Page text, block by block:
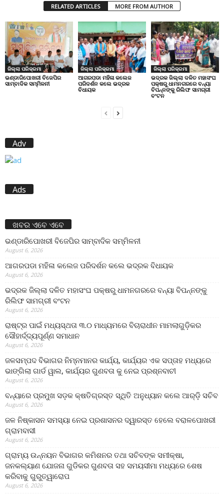
RELATED ARTICLES MORE FROM AUTHOR
ଜିଲ୍ଲା ପରିକ୍ରମା
ଭଣ୍ଡାରିପୋଖରୀ ବିଜେପିର
ସାମ୍ବାଦିକ ସମ୍ମିଳନୀ
ଜିଲ୍ଲା ପରିକ୍ରମା
ଆଗରପଡା ମହିଳା କଲେଜ
ପରିଦର୍ଶନ କଲେ ଭଦ୍ରକ
ବିଧାୟକ
ଜିଲ୍ଲା ପରିକ୍ରମା
ଭଦ୍ରକ ଜିଲ୍ଲା ଦଳିତ ମହାସଂଘ
ପକ୍ଷରୁ ଧାମନଗରରେ ବନ୍ୟା
ବିପନ୍ନଙ୍କୁ ରିଲିଫ ସାମଗ୍ରୀ
ବଂଟନ
Adv
Ads
ଖବର ଏବେ ଏବେ
ଭଣ୍ଡାରିପୋଖରୀ ବିଜେପିର ସାମ୍ବାଦିକ ସମ୍ମିଳନୀ
August 6, 2026
ଆଗରପଡା ମହିଳା କଲେଜ ପରିଦର୍ଶନ କଲେ ଭଦ୍ରକ ବିଧାୟକ
August 6, 2026
ଭଦ୍ରକ ଜିଲ୍ଲା ଦଳିତ ମହାସଂଘ ପକ୍ଷରୁ ଧାମନଗରରେ ବନ୍ୟା ବିପନ୍ନଙ୍କୁ
ରିଲିଫ ସାମଗ୍ରୀ ବଂଟନ
August 6, 2026
ରାଷ୍ଟ୍ର ପାଇଁ ମଧ୍ୟସ୍ଥତା ୩.୦ ମାଧ୍ୟମରେ ବିଚାରାଧୀନ ମାମଲାଗୁଡ଼ିକର
ସୌହାର୍ଦ୍ଦ୍ୟପୂର୍ଣ୍ଣ ସମାଧାନ
August 6, 2026
ଜଳସମ୍ପଦ ବିଭାଗର ନିମ୍ନମାନର କାର୍ଯ୍ୟ, କାର୍ଯ୍ୟର ଏକ ସପ୍ତାହ ମଧ୍ୟରେ
ଭାଙ୍ଗିଲା ଗାର୍ଡ ୱାଲ, କାର୍ଯ୍ୟର ଗୁଣବତା କୁ ନେଇ ପ୍ରଶ୍ନବାଚୀ
August 6, 2026
ବନ୍ୟାରେ ପ୍ରମୁଖ ସଡ଼କ କ୍ଷତିଗ୍ରସ୍ତ ସ୍ଥିତି ଅନୁଧ୍ୟାନ କଲେ ଆର୍‌ଡ଼ି ସଚିବ
August 6, 2026
ଜଳ ନିଷ୍କାସନ ସମସ୍ୟା ନେଇ ପ୍ରଶାସନର ଦ୍ୱାରସ୍ତ ହେଲେ ବରାଳପୋଖରୀ
ଗ୍ରାମବାସୀ
August 6, 2026
ଗ୍ରାମ୍ୟ ଉନ୍ନୟନ ବିଭାଗର କମିଶନର ତଥା ସଚିବଙ୍କ ସମୀକ୍ଷା,
ଜନକଲ୍ୟାଣ ଯୋଜନା ଗୁଡିକର ଗୁଣବତା ସହ ସମୟସୀମା ମଧ୍ୟରେ ଶେଷ
କରିବାକୁ ଗୁରୁତ୍ୱାରୋପ
August 6, 2026